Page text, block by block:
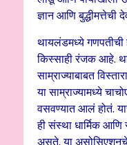
ज्ञान आणि बुद्धीमत्तेची
थायलंडमध्ये गणपतीची
किस्साही रंजक आहे.
साम्राज्याबाबत
या साम्राज्यामध्ये
वसवण्यात आलं होतं.
ही संस्था धार्मिक
असते. या असोसिएशनचे